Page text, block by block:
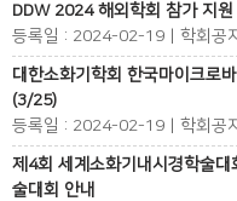
DDW 2024 해외학회 참가 지
등록일 : 2024-02-19 | 학회공지
대한소화기학회 한국마이크로
(3/25)
등록일 : 2024-02-19 | 학회공지
제4회 세계소화기내시경학술
술대회 안내